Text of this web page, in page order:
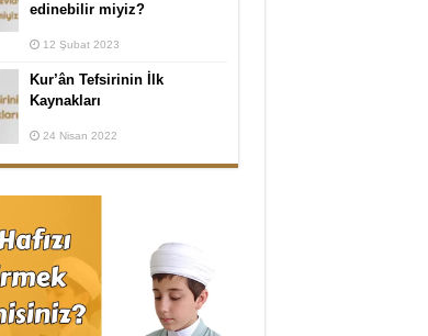
edinebilir miyiz?
12 Şubat 2023
Kur’ân Tefsirinin İlk
Kaynakları
24 Nisan 2022